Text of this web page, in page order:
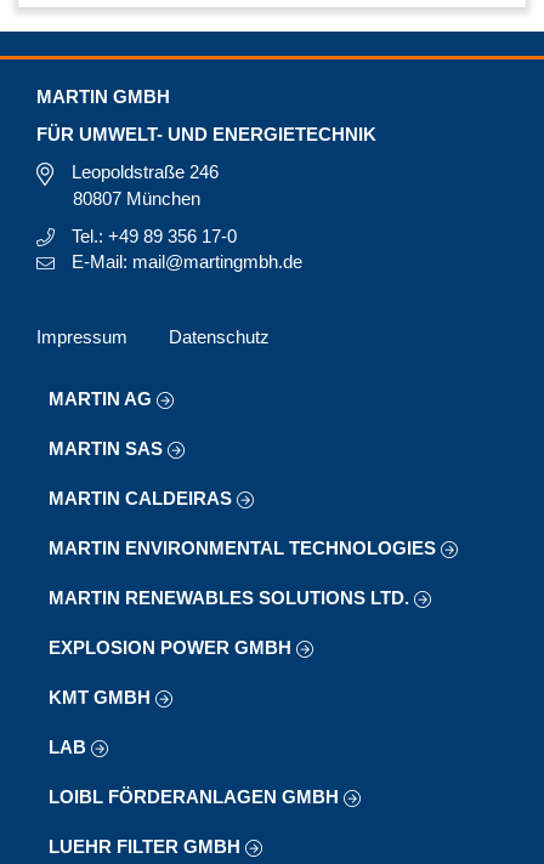
MARTIN GMBH
FÜR UMWELT- UND ENERGIETECHNIK
Leopoldstraße 246
80807 München
Tel.: +49 89 356 17-0
E-Mail: mail@martingmbh.de
Impressum Datenschutz
MARTIN AG
MARTIN SAS
MARTIN CALDEIRAS
MARTIN ENVIRONMENTAL TECHNOLOGIES
MARTIN RENEWABLES SOLUTIONS LTD.
EXPLOSION POWER GMBH
KMT GMBH
LAB
LOIBL FÖRDERANLAGEN GMBH
LUEHR FILTER GMBH